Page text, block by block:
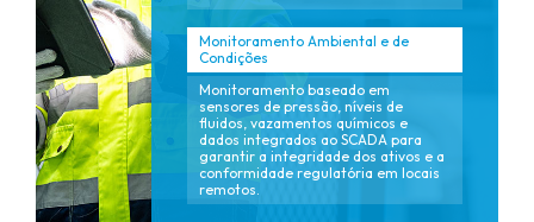
Monitoramento Ambiental e de
Condições
Monitoramento baseado em
sensores de pressão, níveis de
fluidos, vazamentos químicos e
dados integrados ao SCADA para
garantir a integridade dos ativos e a
conformidade regulatória em locais
remotos.